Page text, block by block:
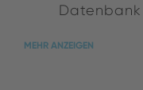
MEHR ANZEIGEN